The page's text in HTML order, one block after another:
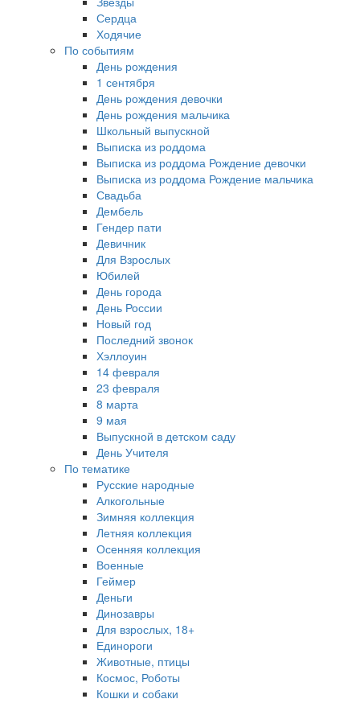
Сердца
Ходячие
По событиям
День рождения
1 сентября
День рождения девочки
День рождения мальчика
Школьный выпускной
Выписка из роддома
Выписка из роддома Рождение девочки
Выписка из роддома Рождение мальчика
Свадьба
Дембель
Гендер пати
Девичник
Для Взрослых
Юбилей
День города
День России
Новый год
Последний звонок
Хэллоуин
14 февраля
23 февраля
8 марта
9 мая
Выпускной в детском саду
День Учителя
По тематике
Русские народные
Алкогольные
Зимняя коллекция
Летняя коллекция
Осенняя коллекция
Военные
Геймер
Деньги
Динозавры
Для взрослых, 18+
Единороги
Животные, птицы
Космос, Роботы
Кошки и собаки